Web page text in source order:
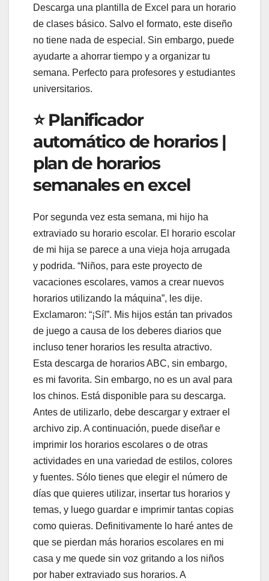
Descarga una plantilla de Excel para un horario
de clases básico. Salvo el formato, este diseño
no tiene nada de especial. Sin embargo, puede
ayudarte a ahorrar tiempo y a organizar tu
semana. Perfecto para profesores y estudiantes
universitarios.
⭐ Planificador
automático de horarios |
plan de horarios
semanales en excel
Por segunda vez esta semana, mi hijo ha
extraviado su horario escolar. El horario escolar
de mi hija se parece a una vieja hoja arrugada
y podrida. “Niños, para este proyecto de
vacaciones escolares, vamos a crear nuevos
horarios utilizando la máquina”, les dije.
Exclamaron: “¡Sí!”. Mis hijos están tan privados
de juego a causa de los deberes diarios que
incluso tener horarios les resulta atractivo.
Esta descarga de horarios ABC, sin embargo,
es mi favorita. Sin embargo, no es un aval para
los chinos. Está disponible para su descarga.
Antes de utilizarlo, debe descargar y extraer el
archivo zip. A continuación, puede diseñar e
imprimir los horarios escolares o de otras
actividades en una variedad de estilos, colores
y fuentes. Sólo tienes que elegir el número de
días que quieres utilizar, insertar tus horarios y
temas, y luego guardar e imprimir tantas copias
como quieras. Definitivamente lo haré antes de
que se pierdan más horarios escolares en mi
casa y me quede sin voz gritando a los niños
por haber extraviado sus horarios. A